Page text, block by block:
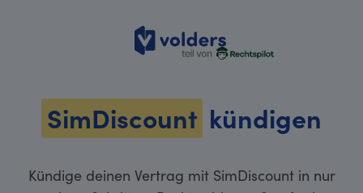
volders
SimDiscount kündigen
Kündige deinen Vertrag mit SimDiscount in nur